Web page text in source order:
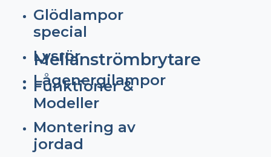
Glödlampor
special
Lysrör
Lågenergilampor
Mellanströmbrytare
Funktioner &
Modeller
Montering av
jordad